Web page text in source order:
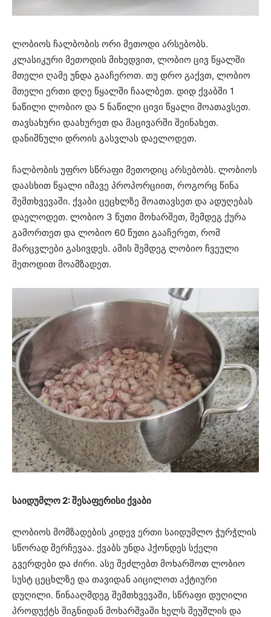
ლობიოს ჩალბობის ორი მეთოდი არსებობს.
კლასიკური მეთოდის მიხედვით, ლობიო ცივ წყალში
მთელი ღამე უნდა გააჩეროთ. თუ დრო გაქვთ, ლობიო
მთელი ერთი დღე წყალში ჩაალბეთ. დიდ ქვაბში 1
ნაწილი ლობიო და 5 ნაწილი ცივი წყალი მოათავსეთ.
თავსახური დაახურეთ და მაცივარში შეინახეთ.
დანიშნული დროის გასვლას დაელოდეთ.
ჩალბობის უფრო სწრაფი მეთოდიც არსებობს. ლობიოს
დაასხით წყალი იმავე პროპორციით, როგორც წინა
შემთხვევაში. ქვაბი ცეცხლზე მოათავსეთ და ადუღებას
დაელოდეთ. ლობიო 3 წუთი მოხარშეთ, შემდეგ ქურა
გამორთეთ და ლობიო 60 წუთი გააჩერეთ, რომ
მარცვლები გასივდეს. ამის შემდეგ ლობიო ჩვეული
მეთოდით მოამზადეთ.
საიდუმლო 2: შესაფერისი ქვაბი
ლობიოს მომზადების კიდევ ერთი საიდუმლო ჭურჭლის
სწორად შერჩევაა. ქვაბს უნდა ჰქონდეს სქელი
გვერდები და ძირი. ასე შეძლებთ მოხარშოთ ლობიო
სუსტ ცეცხლზე და თავიდან აიცილოთ აქტიური
დუღილი. წინააღმდეგ შემთხვევაში, სწრაფი დუღილი
პროდუქტს შიგნიდან მოხარშვაში ხელს შეუშლის და